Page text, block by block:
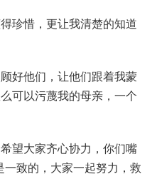
珍惜，更让我清楚的知道
好他们，让他们跟着我蒙
可以污蔑我的母亲，一个
望大家齐心协力，你们嘴
一致的，大家一起努力，救